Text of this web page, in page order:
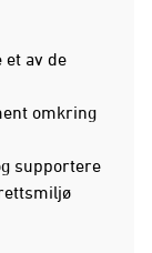
av de
omkring
supportere